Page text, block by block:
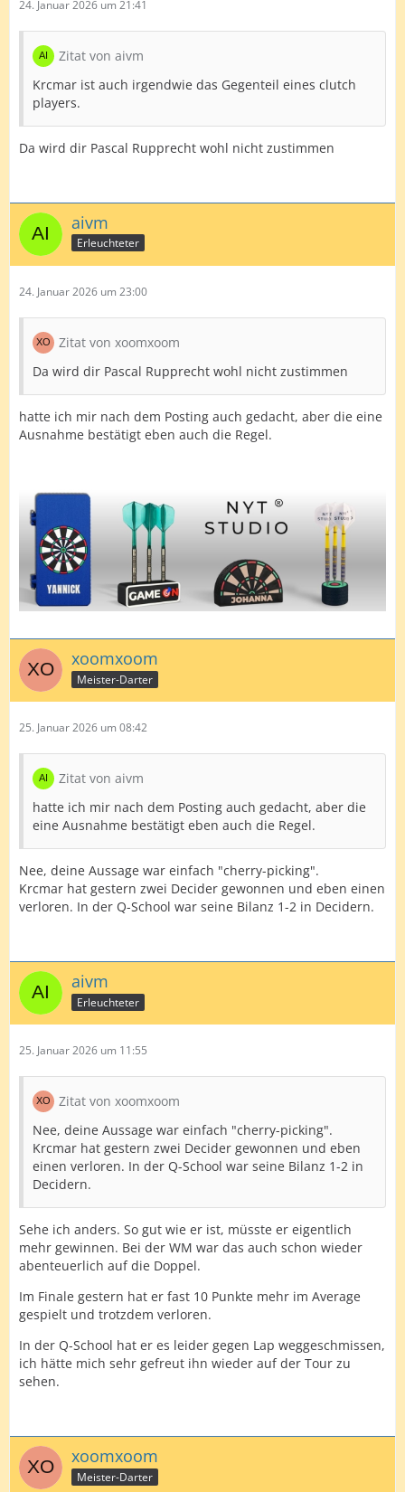
24. Januar 2026 um 21:41
Zitat von aivm
Krcmar ist auch irgendwie das Gegenteil eines clutch
players.
Da wird dir Pascal Rupprecht wohl nicht zustimmen
aivm
Erleuchteter
24. Januar 2026 um 23:00
Zitat von xoomxoom
Da wird dir Pascal Rupprecht wohl nicht zustimmen
hatte ich mir nach dem Posting auch gedacht, aber die eine
Ausnahme bestätigt eben auch die Regel.
xoomxoom
Meister-Darter
25. Januar 2026 um 08:42
Zitat von aivm
hatte ich mir nach dem Posting auch gedacht, aber die
eine Ausnahme bestätigt eben auch die Regel.
Nee, deine Aussage war einfach "cherry-picking".
Krcmar hat gestern zwei Decider gewonnen und eben einen
verloren. In der Q-School war seine Bilanz 1-2 in Decidern.
aivm
Erleuchteter
25. Januar 2026 um 11:55
Zitat von xoomxoom
Nee, deine Aussage war einfach "cherry-picking".
Krcmar hat gestern zwei Decider gewonnen und eben
einen verloren. In der Q-School war seine Bilanz 1-2 in
Decidern.
Sehe ich anders. So gut wie er ist, müsste er eigentlich
mehr gewinnen. Bei der WM war das auch schon wieder
abenteuerlich auf die Doppel.
Im Finale gestern hat er fast 10 Punkte mehr im Average
gespielt und trotzdem verloren.
In der Q-School hat er es leider gegen Lap weggeschmissen,
ich hätte mich sehr gefreut ihn wieder auf der Tour zu
sehen.
xoomxoom
Meister-Darter